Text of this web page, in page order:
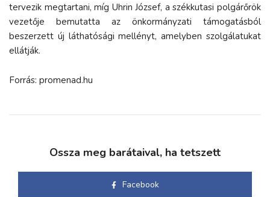
tervezik megtartani, míg Uhrin József, a székkutasi polgárőrök
vezetője bemutatta az önkormányzati támogatásból
beszerzett új láthatósági mellényt, amelyben szolgálatukat
ellátják.
Forrás: promenad.hu
Ossza meg barátaival, ha tetszett
Facebook